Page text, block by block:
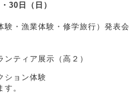
30日（日）
験・漁業体験・修学旅行）発表会
ティア展示（高２）
ション体験
。